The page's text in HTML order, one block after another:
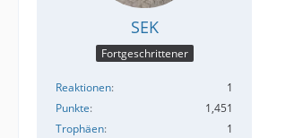
SEK
Fortgeschrittener
Reaktionen
1
Punkte
1,451
Trophäen
1